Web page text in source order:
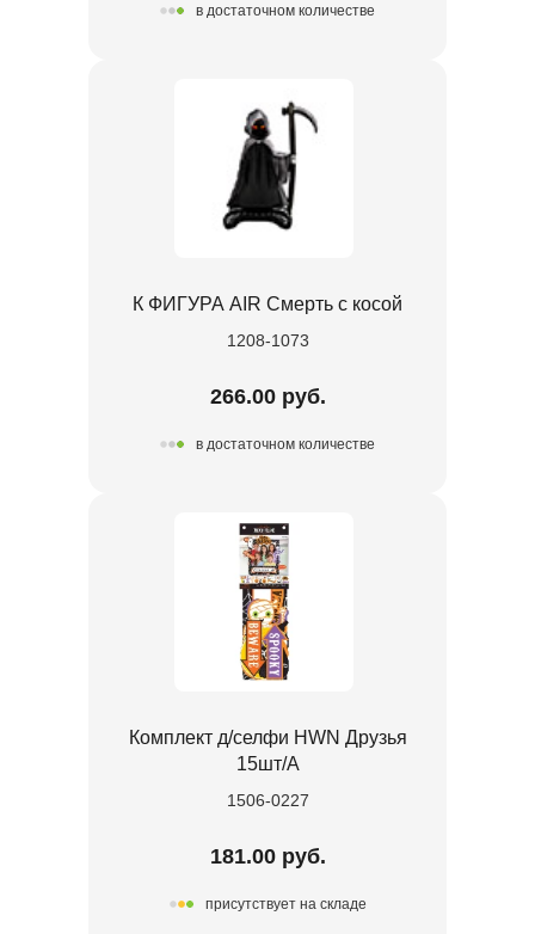
в достаточном количестве
К ФИГУРА AIR Смерть с косой
1208-1073
266.00 руб.
в достаточном количестве
Комплект д/селфи HWN Друзья
15шт/A
1506-0227
181.00 руб.
присутствует на складе